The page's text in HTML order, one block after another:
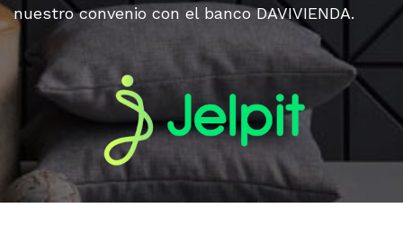
nuestro convenio con el banco DAVIVIENDA.